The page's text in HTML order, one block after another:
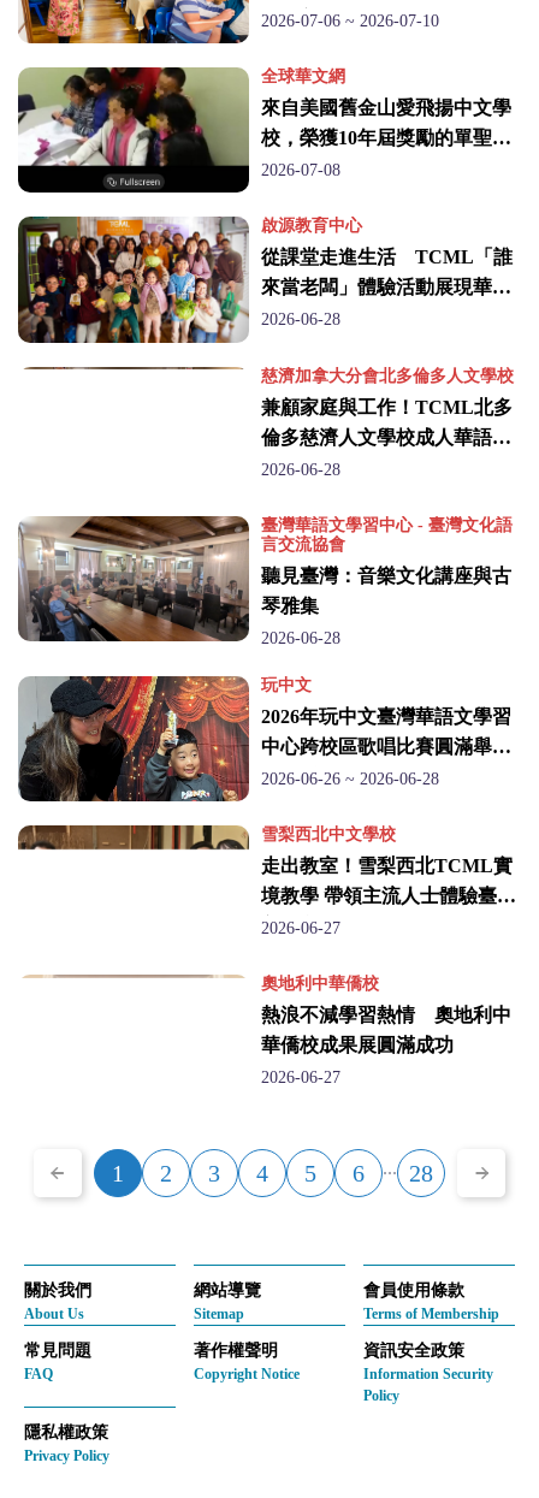
生活美學
2026-07-06 ~ 2026-07-10
全球華文網
來自美國舊金山愛飛揚中文學
校，榮獲10年屆獎勵的單聖玲
老師
2026-07-08
啟源教育中心
從課堂走進生活 TCML「誰
來當老闆」體驗活動展現華語
學習成果
2026-06-28
慈濟加拿大分會北多倫多人文學校
兼顧家庭與工作！TCML北多
倫多慈濟人文學校成人華語班
圓滿結業
2026-06-28
臺灣華語文學習中心 - 臺灣文化語
言交流協會
聽見臺灣：音樂文化講座與古
琴雅集
2026-06-28
玩中文
2026年玩中文臺灣華語文學習
中心跨校區歌唱比賽圓滿舉
行 近20位學員以歌聲傳遞臺
2026-06-26 ~ 2026-06-28
雪梨西北中文學校
走出教室！雪梨西北TCML實
境教學 帶領主流人士體驗臺灣
美食文化
2026-06-27
奧地利中華僑校
熱浪不減學習熱情 奧地利中
華僑校成果展圓滿成功
2026-06-27
1 2 3 4 5 6 ... 28
關於我們
About Us
網站導覽
Sitemap
會員使用條款
Terms of Membership
常見問題
FAQ
著作權聲明
Copyright Notice
資訊安全政策
Information Security
Policy
隱私權政策
Privacy Policy